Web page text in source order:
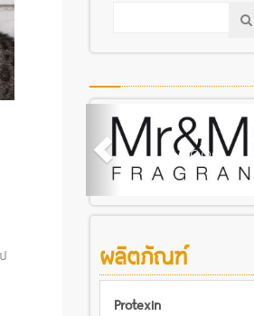
.
ผลิตภัณฑ์
Protexin